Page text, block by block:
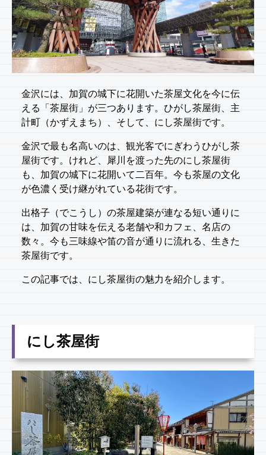
金沢には、加賀の城下に花開いた茶屋文化を今に伝
える「茶屋街」が三つあります。ひがし茶屋街、主
計町（かずえまち）、そして、にし茶屋街です。
金沢で最も名高いのは、観光客でにぎわうひがし茶
屋街です。けれど、犀川を渡った先のにし茶屋街
も、加賀の城下に花開いて二百年。今も茶屋の文化
が色濃く受け継がれている花街です。
出格子（でこうし）の茶屋建築が連なる短い通りに
は、加賀の甘味を伝える老舗や和カフェ、名店の
数々。今も三味線や笛の音が通りに流れる、生きた
茶屋街です。
この記事では、にし茶屋街の魅力を紹介します。
にし茶屋街